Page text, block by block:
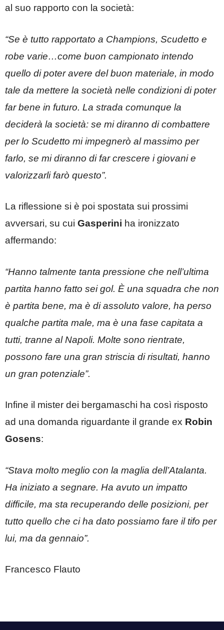
al suo rapporto con la società:
“Se è tutto rapportato a Champions, Scudetto e
robe varie…come buon campionato intendo
quello di poter avere del buon materiale, in modo
tale da mettere la società nelle condizioni di poter
far bene in futuro. La strada comunque la
deciderà la società: se mi diranno di combattere
per lo Scudetto mi impegnerò al massimo per
farlo, se mi diranno di far crescere i giovani e
valorizzarli farò questo”.
La riflessione si è poi spostata sui prossimi
avversari, su cui Gasperini ha ironizzato
affermando:
“Hanno talmente tanta pressione che nell’ultima
partita hanno fatto sei gol. È una squadra che non
è partita bene, ma è di assoluto valore, ha perso
qualche partita male, ma è una fase capitata a
tutti, tranne al Napoli. Molte sono rientrate,
possono fare una gran striscia di risultati, hanno
un gran potenziale”.
Infine il mister dei bergamaschi ha così risposto
ad una domanda riguardante il grande ex Robin
Gosens:
“Stava molto meglio con la maglia dell’Atalanta.
Ha iniziato a segnare. Ha avuto un impatto
difficile, ma sta recuperando delle posizioni, per
tutto quello che ci ha dato possiamo fare il tifo per
lui, ma da gennaio”.
Francesco Flauto